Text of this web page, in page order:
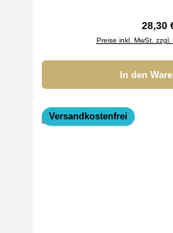
28,30
Preise inkl. MwSt.
In den
Versandkostenfrei